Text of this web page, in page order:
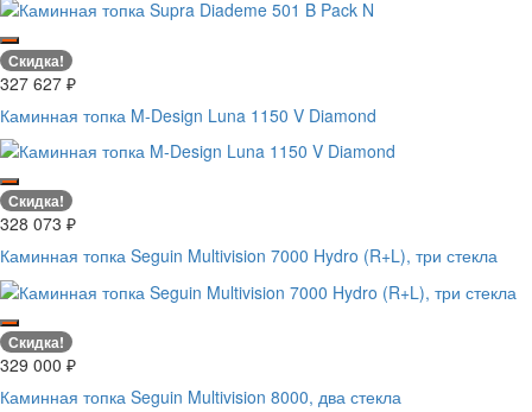
Скидка!
327 627 ₽
Каминная топка M-Design Luna 1150 V Diamond
Скидка!
328 073 ₽
Каминная топка Seguin Multivision 7000 Hydro (R+L), три стекла
Скидка!
329 000 ₽
Каминная топка Seguin Multivision 8000, два стекла